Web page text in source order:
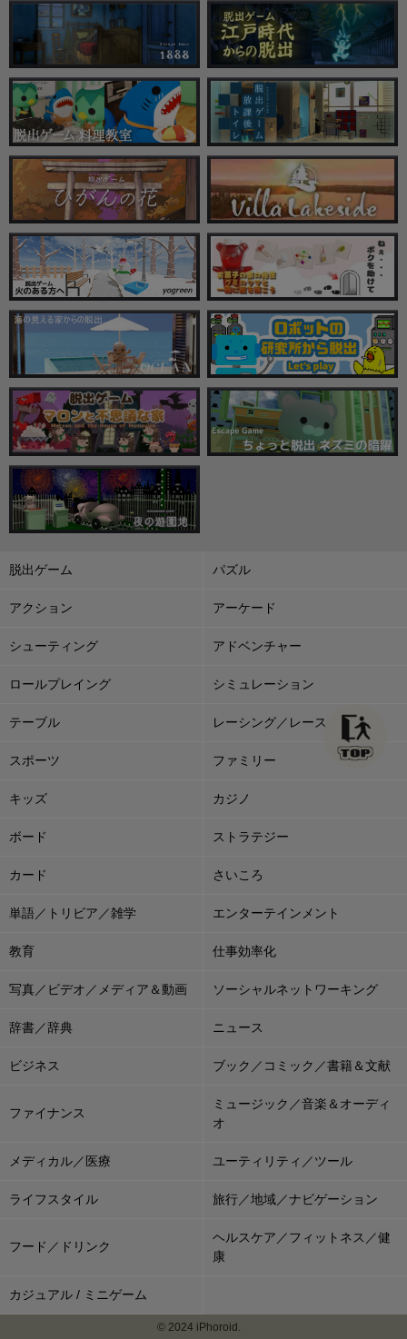
脱出ゲーム パズル
アクション アーケード
シューティング アドベンチャー
ロールプレイング シミュレーション
テーブル レーシング／レース
スポーツ ファミリー
キッズ カジノ
ボード ストラテジー
カード さいころ
単語／トリビア／雑学 エンターテインメント
教育 仕事効率化
写真／ビデオ／メディア＆動画 ソーシャルネットワーキング
辞書／辞典 ニュース
ビジネス ブック／コミック／書籍＆文献
ファイナンス
ミュージック／音楽＆オーディ
オ
メディカル／医療 ユーティリティ／ツール
ライフスタイル 旅行／地域／ナビゲーション
フード／ドリンク
ヘルスケア／フィットネス／健
康
カジュアル / ミニゲーム
© 2024 iPhoroid.